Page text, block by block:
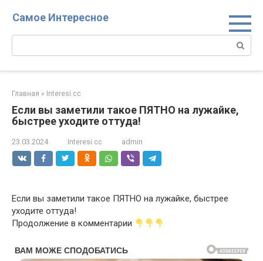
Самое Интересное
Поиск:
Главная » Interesi.cc
Если вы заметили такое ПЯТНО на лужайке,
быстрее уходите оттуда!
23.03.2024 Interesi.cc admin
Если вы заметили такое ПЯТНО на лужайке, быстрее
уходите оттуда!
Продолжение в комментарии